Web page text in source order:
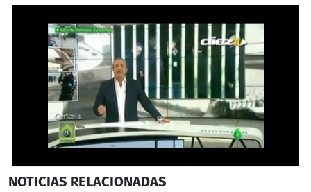
seconds
NOTICIAS RELACIONADAS